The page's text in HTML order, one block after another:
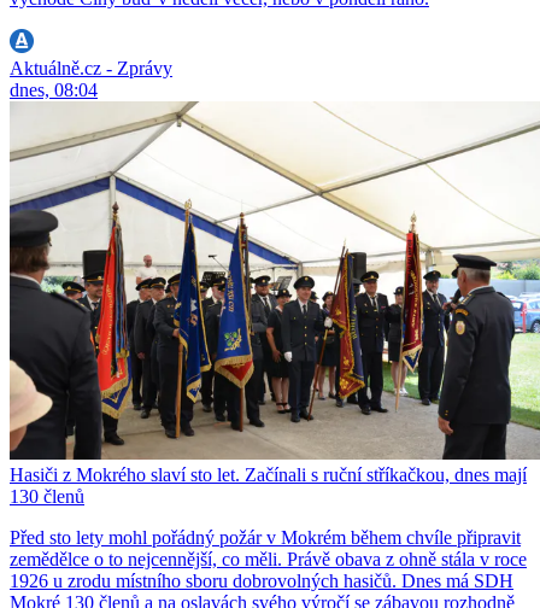
Aktuálně.cz - Zprávy
dnes, 08:04
Hasiči z Mokrého slaví sto let. Začínali s ruční stříkačkou, dnes mají
130 členů
Před sto lety mohl pořádný požár v Mokrém během chvíle připravit
zemědělce o to nejcennější, co měli. Právě obava z ohně stála v roce
1926 u zrodu místního sboru dobrovolných hasičů. Dnes má SDH
Mokré 130 členů a na oslavách svého výročí se zábavou rozhodně